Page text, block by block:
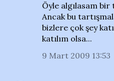
Öyle algılasam
Ancak bu
bizlere çok şey
katılım olsa...
9 Mart 2009 13:53